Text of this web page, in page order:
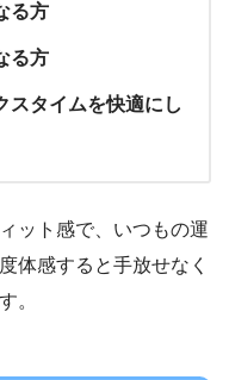
る方
る方
スタイムを快適にし
ット感で、いつもの運
体感すると手放せなく
。